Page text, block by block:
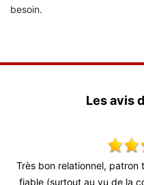
besoin.
Les avis
très actif et à l’écoute.
de la conjoncture actuelle) et